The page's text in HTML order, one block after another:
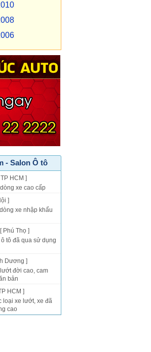
- Salon Ô tô
TP HCM ]
xe cao cấp
]
xe nhập khẩu
[ Phú Thọ ]
tô đã qua sử dụng
Dương ]
đời cao, cam
bản
HCM ]
loại xe lướt, xe đã
cao